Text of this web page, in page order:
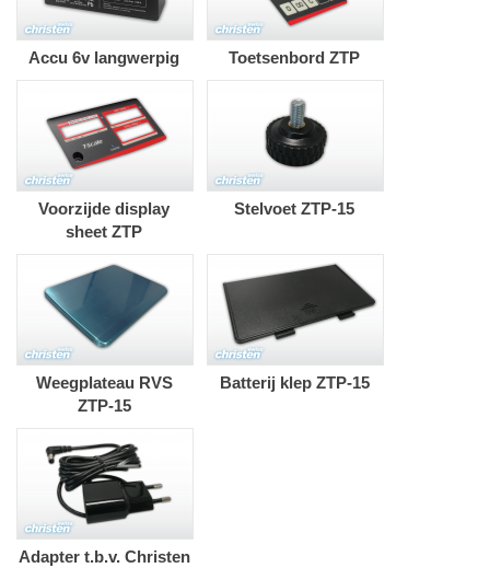
Accu 6v langwerpig Toetsenbord ZTP
Voorzijde display
sheet ZTP
Stelvoet ZTP-15
Weegplateau RVS
ZTP-15
Batterij klep ZTP-15
Adapter t.b.v. Christen